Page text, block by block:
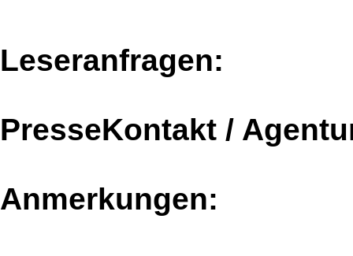
Leseranfragen:
PresseKontakt /
Anmerkungen: